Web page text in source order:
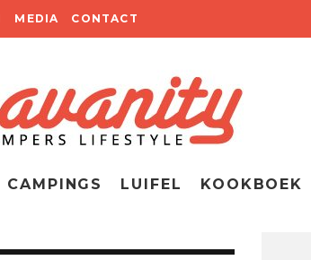
MEDIA CONTACT
CAMPINGS LUIFEL KOOKBOEK